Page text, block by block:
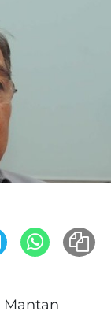
Mantan